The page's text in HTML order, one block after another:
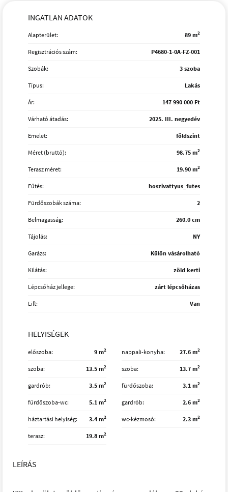
INGATLAN ADATOK
Alapterület: 89 m2
Regisztrációs szám: P4680-1-0A-FZ-001
Szobák: 3 szoba
Típus: Lakás
Ár: 147 990 000 Ft
Várható átadás: 2025. III. negyedév
Emelet: földszint
Méret (bruttó): 98.75 m2
Terasz méret: 19.90 m2
Fűtés: hoszivattyus_futes
Fürdőszobák száma: 2
Belmagasság: 260.0 cm
Tájolás: NY
Garázs: Külön vásárolható
Kilátás: zöld kerti
Lépcsőház jellege: zárt lépcsőházas
Lift: Van
HELYISÉGEK
előszoba 9 m2 nappali-konyha 27.6 m2
szoba 13.5 m2 szoba 13.7 m2
gardrób 3.5 m2 fürdőszoba 3.1 m2
fürdőszoba-wc 5.1 m2 gardrób 2.6 m2
háztartási helyiség 3.4 m2 wc-kézmosó 2.3 m2
terasz 19.8 m2
LEÍRÁS